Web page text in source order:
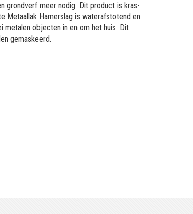
grondverf meer nodig. Dit product is kras-
Metaallak Hamerslag is waterafstotend en
metalen objecten in en om het huis. Dit
gemaskeerd.